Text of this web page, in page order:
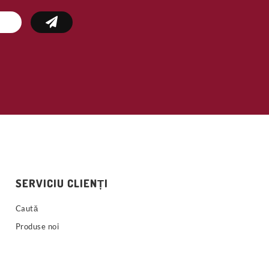
SERVICIU CLIENȚI
Caută
Produse noi